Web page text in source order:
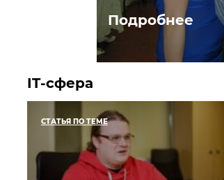
Подробнее
IT-сфера
СТАТЬЯ ПО ТЕМЕ